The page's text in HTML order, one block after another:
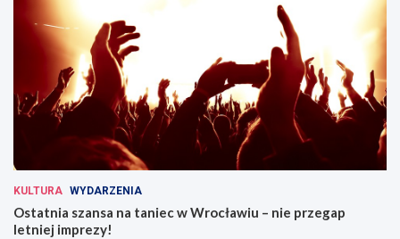
KULTURA WYDARZENIA
Ostatnia szansa na taniec w Wrocławiu – nie przegap
letniej imprezy!